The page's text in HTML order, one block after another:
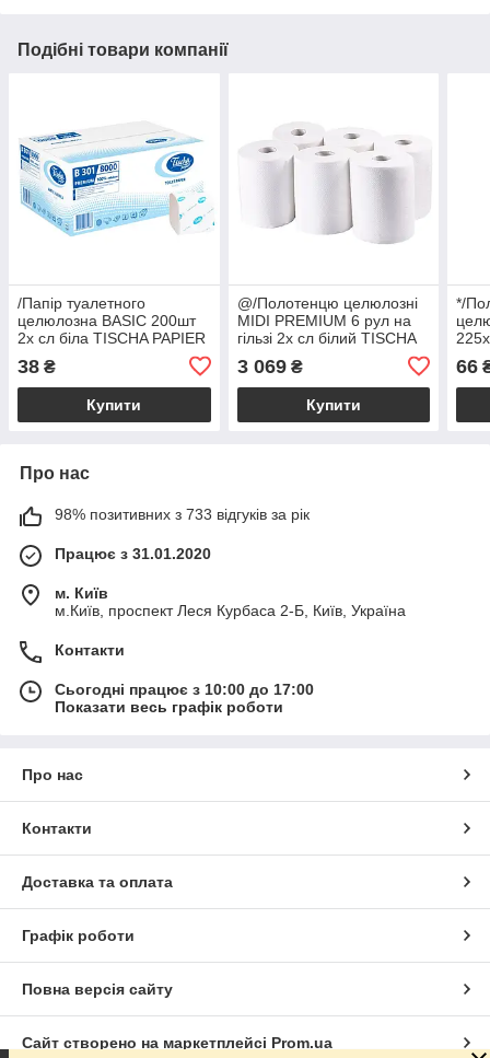
Подібні товари компанії
/Папір туалетного
целюлозна BASIC 200шт
2х сл біла TISCHA PAPIER
38 ₴
Купити
@/Полотенцю целюлозні
MIDI PREMIUM 6 рул на
гільзі 2х сл білий TISCHA
3 069₴
Купити
*/
66
Про нас
98% позитивних з 733 відгуків за рік
Працює з 31.01.2020
м. Київ
м.Київ, проспект Леся Курбаса 2-Б, Київ, Україна
Контакти
Сьогодні працює з 10:00 до 17:00
Показати весь графік роботи
Про нас
Контакти
Доставка та оплата
Графік роботи
Повна версія сайту
Сайт створено на маркетплейсі Prom.ua